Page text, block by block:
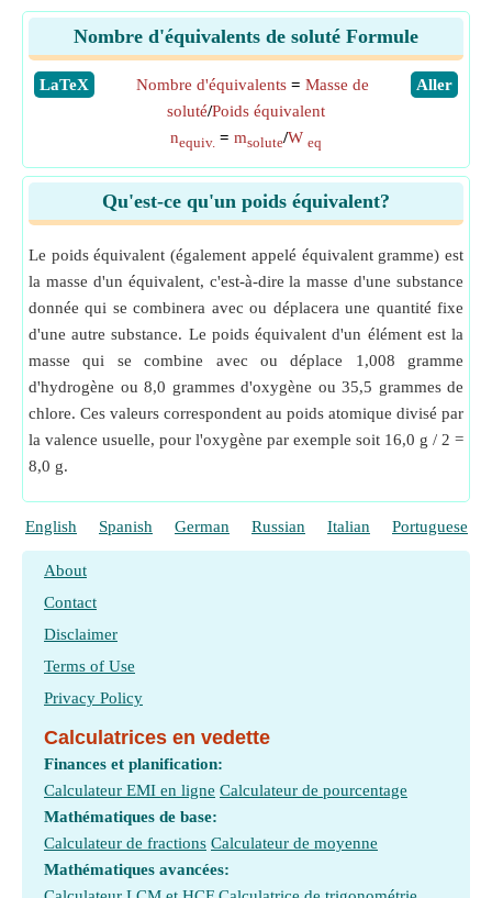
Nombre d'équivalents de soluté Formule
​LaTeX ​Aller
Nombre d'équivalents = Masse de
soluté/Poids équivalent
nequiv. = msolute/W eq
Qu'est-ce qu'un poids équivalent?
Le poids équivalent (également appelé équivalent gramme) est
la masse d'un équivalent, c'est-à-dire la masse d'une substance
donnée qui se combinera avec ou déplacera une quantité fixe
d'une autre substance. Le poids équivalent d'un élément est la
masse qui se combine avec ou déplace 1,008 gramme
d'hydrogène ou 8,0 grammes d'oxygène ou 35,5 grammes de
chlore. Ces valeurs correspondent au poids atomique divisé par
la valence usuelle, pour l'oxygène par exemple soit 16,0 g / 2 =
8,0 g.
English Spanish German Russian Italian Portuguese
About
Contact
Disclaimer
Terms of Use
Privacy Policy
Calculatrices en vedette
Finances et planification:
Calculateur EMI en ligne Calculateur de pourcentage
Mathématiques de base:
Calculateur de fractions Calculateur de moyenne
Mathématiques avancées: